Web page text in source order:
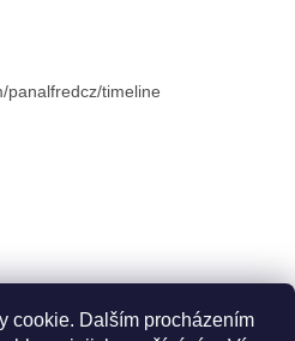
cookie. Dalším procházením
panalfredcz/timeline